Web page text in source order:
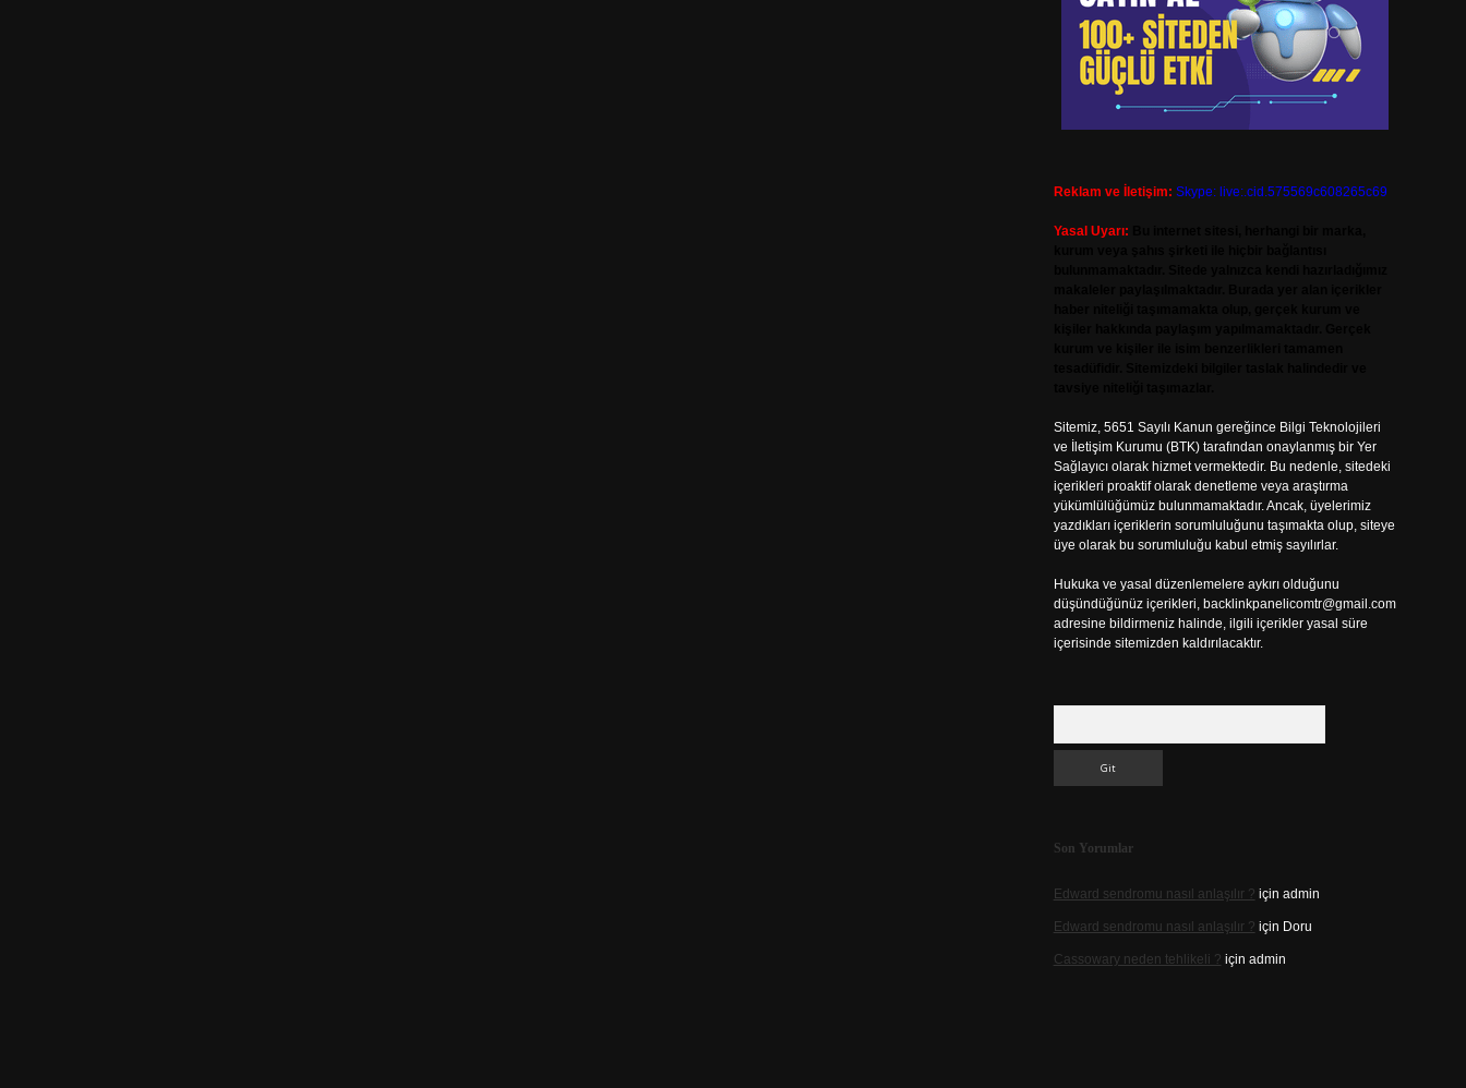
Reklam ve İletişim: Skype: live:.cid.575569c608265c69
Yasal Uyarı:
Sitemiz, 5651 Sayılı Kanun gereğince Bilgi Teknolojileri
ve İletişim Kurumu (BTK) tarafından onaylanmış bir Yer
Sağlayıcı olarak hizmet vermektedir. Bu nedenle, sitedeki
içerikleri proaktif olarak denetleme veya araştırma
yükümlülüğümüz bulunmamaktadır. Ancak, üyelerimiz
yazdıkları içeriklerin sorumluluğunu taşımakta olup, siteye
üye olarak bu sorumluluğu kabul etmiş sayılırlar.
Hukuka ve yasal düzenlemelere aykırı olduğunu
düşündüğünüz içerikleri, backlinkpanelicomtr@gmail.com
adresine bildirmeniz halinde, ilgili içerikler yasal süre
içerisinde sitemizden kaldırılacaktır.
Son Yorumlar
Edward sendromu nasıl anlaşılır ? için admin
Edward sendromu nasıl anlaşılır ? için Doru
Cassowary neden tehlikeli ? için admin